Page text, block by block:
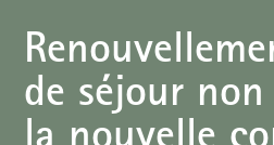
de séjour
la nouvelle